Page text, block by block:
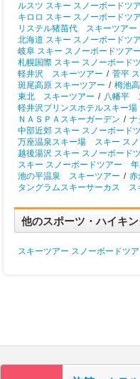
ルスツ スキー スノーボードツ
キロロ スキー スノーボードツ
リステル猪苗代 スキーツアー
北海道 スキー スノーボードツ
岐阜 スキー スノーボードツアー
札幌国際 スキー スノーボード
軽井沢 スキーツアー / 菅平
斑尾高原 スキーツアー / 栂池
東北 スキーツアー / 八幡平
軽井沢プリンスホテルスキー
ＮＡＳＰＡスキーガーデン / ナ
中部近郊 スキー スノーボード
万座温泉スキー場 スキー スノ
越後湯沢 スキー スノーボード
スキー スノーボードツアー
池の平温泉 スキーツアー / 赤
タングラムスキーサーカス ス
他のスポーツ・ハイキ
スキーツアー スノーボードツ